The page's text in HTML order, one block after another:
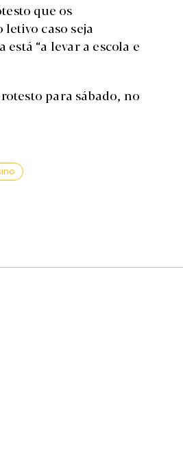
que os
caso seja
“a levar a escola e
para sábado, no